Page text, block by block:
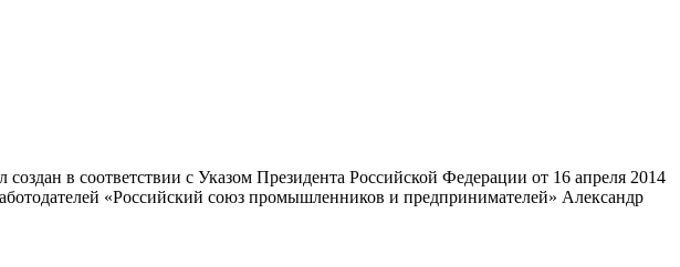
в соответствии с Указом Президента Российской Федерации от 16 апреля 2014
«Российский союз промышленников и предпринимателей» Александр